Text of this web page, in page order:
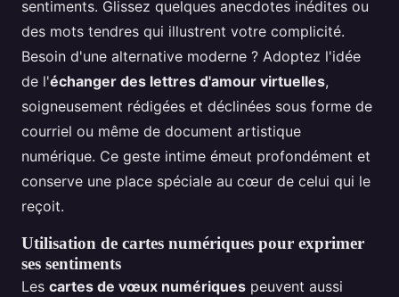
sentiments. Glissez quelques anecdotes inédites ou
des mots tendres qui illustrent votre complicité.
Besoin d'une alternative moderne ? Adoptez l'idée
de l'échanger des lettres d'amour virtuelles,
soigneusement rédigées et déclinées sous forme de
courriel ou même de document artistique
numérique. Ce geste intime émeut profondément et
conserve une place spéciale au cœur de celui qui le
reçoit.
Utilisation de cartes numériques pour exprimer
ses sentiments
Les cartes de vœux numériques peuvent aussi